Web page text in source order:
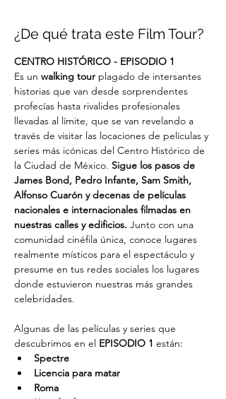
¿De qué trata este Film Tour?
CENTRO HISTÓRICO - EPISODIO 1
Es un walking tour plagado de intersantes
historias que van desde sorprendentes
profecías hasta rivalides profesionales
llevadas al límite, que se van revelando a
través de visitar las locaciones de películas y
series más icónicas del Centro Histórico de
la Ciudad de México. Sigue los pasos de
James Bond, Pedro Infante, Sam Smith,
Alfonso Cuarón y decenas de películas
nacionales e internacionales filmadas en
nuestras calles y edificios. Junto con una
comunidad cinéfila única, conoce lugares
realmente místicos para el espectáculo y
presume en tus redes sociales los lugares
donde estuvieron nuestras más grandes
celebridades.
Algunas de las películas y series que
descubrimos en el EPISODIO 1 están:
Spectre
Licencia para matar
Roma